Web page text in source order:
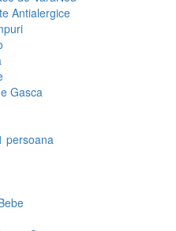
Antialergice
Gasca
persoana